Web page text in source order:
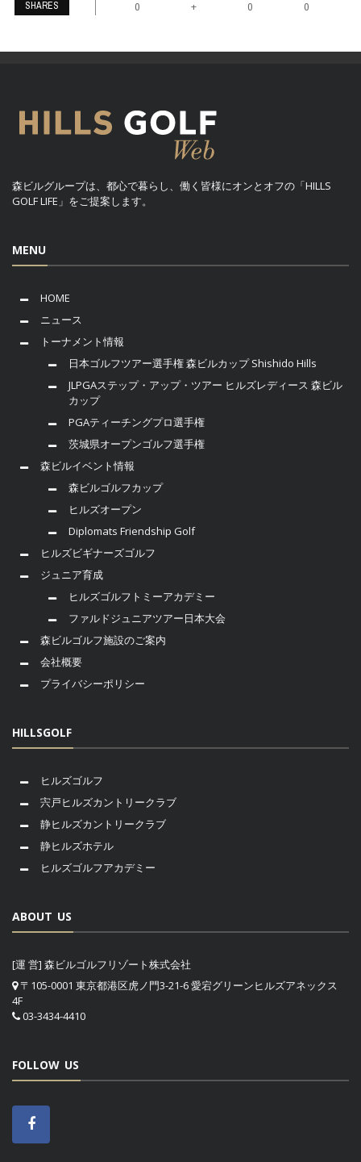
SHARES 0 + 0 0
森ビルグループは、都心で暮らし、働く皆様にオンとオフの「HILLS
GOLF LIFE」をご提案します。
MENU
HOME
ニュース
トーナメント情報
日本ゴルフツアー選手権 森ビルカップ Shishido Hills
JLPGAステップ・アップ・ツアー ヒルズレディース 森ビル
カップ
PGAティーチングプロ選手権
茨城県オープンゴルフ選手権
森ビルイベント情報
森ビルゴルフカップ
ヒルズオープン
Diplomats Friendship Golf
ヒルズビギナーズゴルフ
ジュニア育成
ヒルズゴルフトミーアカデミー
ファルドジュニアツアー日本大会
森ビルゴルフ施設のご案内
会社概要
プライバシーポリシー
HILLSGOLF
ヒルズゴルフ
宍戸ヒルズカントリークラブ
静ヒルズカントリークラブ
静ヒルズホテル
ヒルズゴルフアカデミー
ABOUT US
[運 営] 森ビルゴルフリゾート株式会社
〒105-0001 東京都港区虎ノ門3-21-6 愛宕グリーンヒルズアネックス
4F
03-3434-4410
FOLLOW US